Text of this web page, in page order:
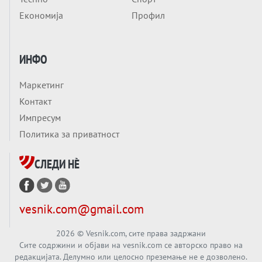
Приватни факултети - ОД ПРЕСТИЖ
НЕКОГАШ ДЕНЕС ДО ФАБРИКИ ЗА
со отпор, а Европа гледа почеток на
Вечер тема
проширување: НОВИ ЗАШТИТНИ
МЕХАНИЗМИ ЗА ИДНИТЕ ЧЛЕНКИ НА ЕУ
Вечер Анализа
Економија
Профил
ИНФО
Маркетинг
Контакт
Импресум
Политика за приватност
СЛЕДИ НÈ
vesnik.com@gmail.com
2026 © Vesnik.com, сите права задржани
Сите содржини и објави на vesnik.com се авторско право на
редакцијата. Делумно или целосно преземање не е дозволено.